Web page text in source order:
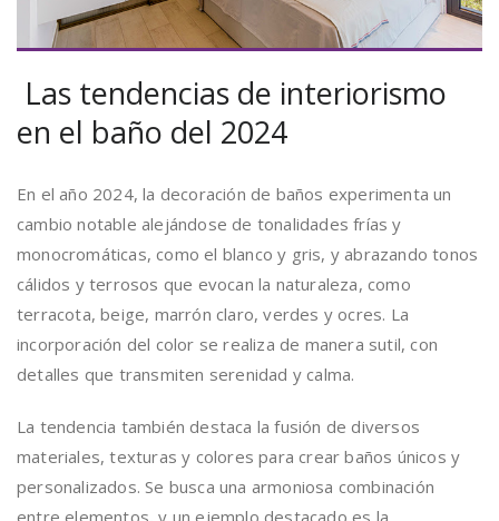
Las tendencias de interiorismo
en el baño del 2024
En el año 2024, la decoración de baños experimenta un
cambio notable alejándose de tonalidades frías y
monocromáticas, como el blanco y gris, y abrazando tonos
cálidos y terrosos que evocan la naturaleza, como
terracota, beige, marrón claro, verdes y ocres. La
incorporación del color se realiza de manera sutil, con
detalles que transmiten serenidad y calma.
La tendencia también destaca la fusión de diversos
materiales, texturas y colores para crear baños únicos y
personalizados. Se busca una armoniosa combinación